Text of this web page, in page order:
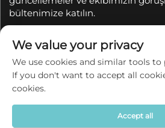
bültenimize katılın.
Telif Hakkı © 2025 Chaozhou
ve Ticaret A.Ş. tarafından saklıdır.
Gizlilik
We value your privacy
We use cookies and similar tools to
If you don't want to accept all
cookies.
Accept all